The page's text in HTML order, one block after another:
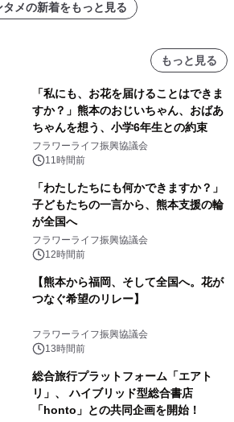
タメの新着をもっと見る
もっと見る
「私にも、お花を届けることはできま
すか？」熊本のおじいちゃん、おばあ
ちゃんを想う、小学6年生との約束
フラワーライフ振興協議会
11時間前
「わたしたちにも何かできますか？」
子どもたちの一言から、熊本支援の輪
が全国へ
フラワーライフ振興協議会
12時間前
【熊本から福岡、そして全国へ。花が
つなぐ希望のリレー】
フラワーライフ振興協議会
13時間前
総合旅行プラットフォーム「エアト
リ」、 ハイブリッド型総合書店
「honto」との共同企画を開始！